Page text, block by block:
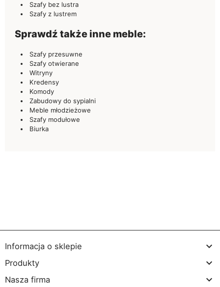
Szafy bez lustra
Szafy z lustrem
Sprawdź także inne meble:
Szafy przesuwne
Szafy otwierane
Witryny
Kredensy
Komody
Zabudowy do sypialni
Meble młodzieżowe
Szafy modułowe
Biurka
Informacja o sklepie 
Produkty 
Nasza firma 